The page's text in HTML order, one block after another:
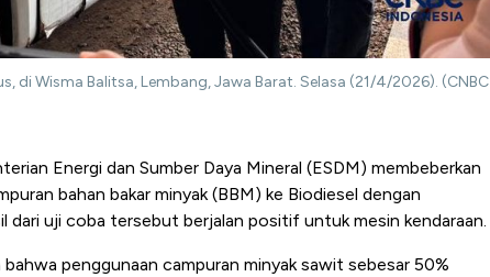
di Wisma Balitsa, Lembang, Jawa Barat. Selasa (21/4/2026). (CNBC
Energi dan Sumber Daya Mineral (ESDM) membeberkan
bahan bakar minyak (BBM) ke Biodiesel dengan
dari uji coba tersebut berjalan positif untuk mesin kendaraan.
penggunaan campuran minyak sawit sebesar 50%